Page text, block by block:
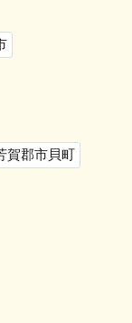
賀郡市貝町